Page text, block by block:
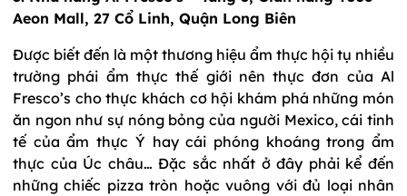
Aeon Mall, 27 Cổ Linh, Quận Long Biên
Được biết đến là một thương hiệu ẩm thực hội tụ nhiều
trường phái ẩm thực thế giới nên thực đơn của Al
Fresco’s cho thực khách cơ hội khám phá những món
ăn ngon như sự nóng bỏng của người Mexico, cái tinh
tế của ẩm thực Ý hay cái phóng khoáng trong ẩm
thực của Úc châu… Đặc sắc nhất ở đây phải kể đến
những chiếc pizza tròn hoặc vuông với đủ loại nhân